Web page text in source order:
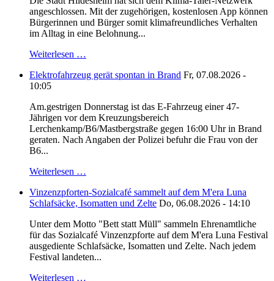
angeschlossen. Mit der zugehörigen, kostenlosen App können
Bürgerinnen und Bürger somit klimafreundliches Verhalten
im Alltag in eine Belohnung...
Weiterlesen …
Elektrofahrzeug gerät spontan in Brand Fr, 07.08.2026 -
10:05
Am.gestrigen Donnerstag ist das E-Fahrzeug einer 47-
Jährigen vor dem Kreuzungsbereich
Lerchenkamp/B6/Mastbergstraße gegen 16:00 Uhr in Brand
geraten. Nach Angaben der Polizei befuhr die Frau von der
B6...
Weiterlesen …
Vinzenzpforten-Sozialcafé sammelt auf dem M'era Luna
Schlafsäcke, Isomatten und Zelte Do, 06.08.2026 - 14:10
Unter dem Motto "Bett statt Müll" sammeln Ehrenamtliche
für das Sozialcafé Vinzenzpforte auf dem M'era Luna Festival
ausgediente Schlafsäcke, Isomatten und Zelte. Nach jedem
Festival landeten...
Weiterlesen …